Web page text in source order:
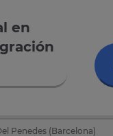
en
Penedes (Barcelona)